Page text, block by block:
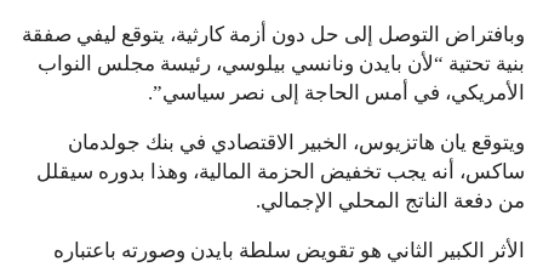
وبافتراض التوصل إلى حل دون أزمة كارثية، يتوقع ليفي صفقة
بنية تحتية “لأن بايدن ونانسي بيلوسي، رئيسة مجلس النواب
الأمريكي، في أمس الحاجة إلى نصر سياسي”.
ويتوقع يان هاتزيوس، الخبير الاقتصادي في بنك جولدمان
ساكس، أنه يجب تخفيض الحزمة المالية، وهذا بدوره سيقلل
من دفعة الناتج المحلي الإجمالي.
الأثر الكبير الثاني هو تقويض سلطة بايدن وصورته باعتباره